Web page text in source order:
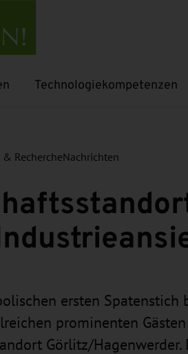
Technologiekompetenzen
Untermenü öffnen
RechercheNachrichten
ersten Spatenstich
prominenten
Görlitz/